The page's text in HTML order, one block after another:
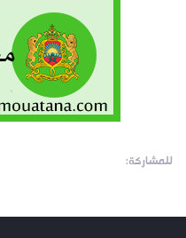
للمشاركة: